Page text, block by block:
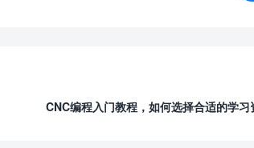
CNC编程入门教程，如何选择合适的学习